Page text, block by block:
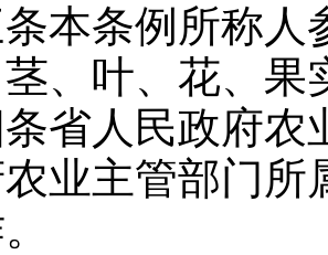
条例所称人
、叶、花、果
人民政府农
业主管部门